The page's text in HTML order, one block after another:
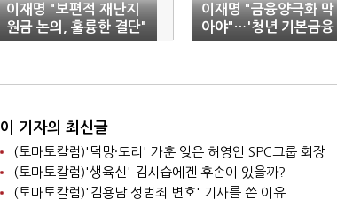
이재명 "보편적 재난지
원금 논의, 훌륭한 결단"
이재명 "금융양극화 막
아야"…'청년 기본금융
사업' 제시
이 기자의 최신글
(토마토칼럼)'덕망·도리' 가훈 잊은 허영인 SPC그룹 회장
(토마토칼럼)'생육신' 김시습에겐 후손이 있을까?
(토마토칼럼)'김용남 성범죄 변호' 기사를 쓴 이유